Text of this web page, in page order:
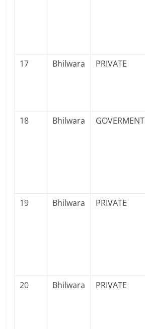
17 Bhilwara PRIVATE
18
Bhilwara GOVERMENT
19 Bhilwara PRIVATE
20 Bhilwara PRIVATE